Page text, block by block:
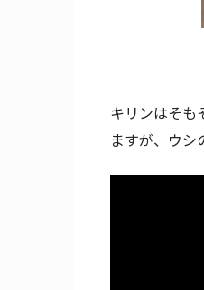
キリンはそも
ますが、ウシ